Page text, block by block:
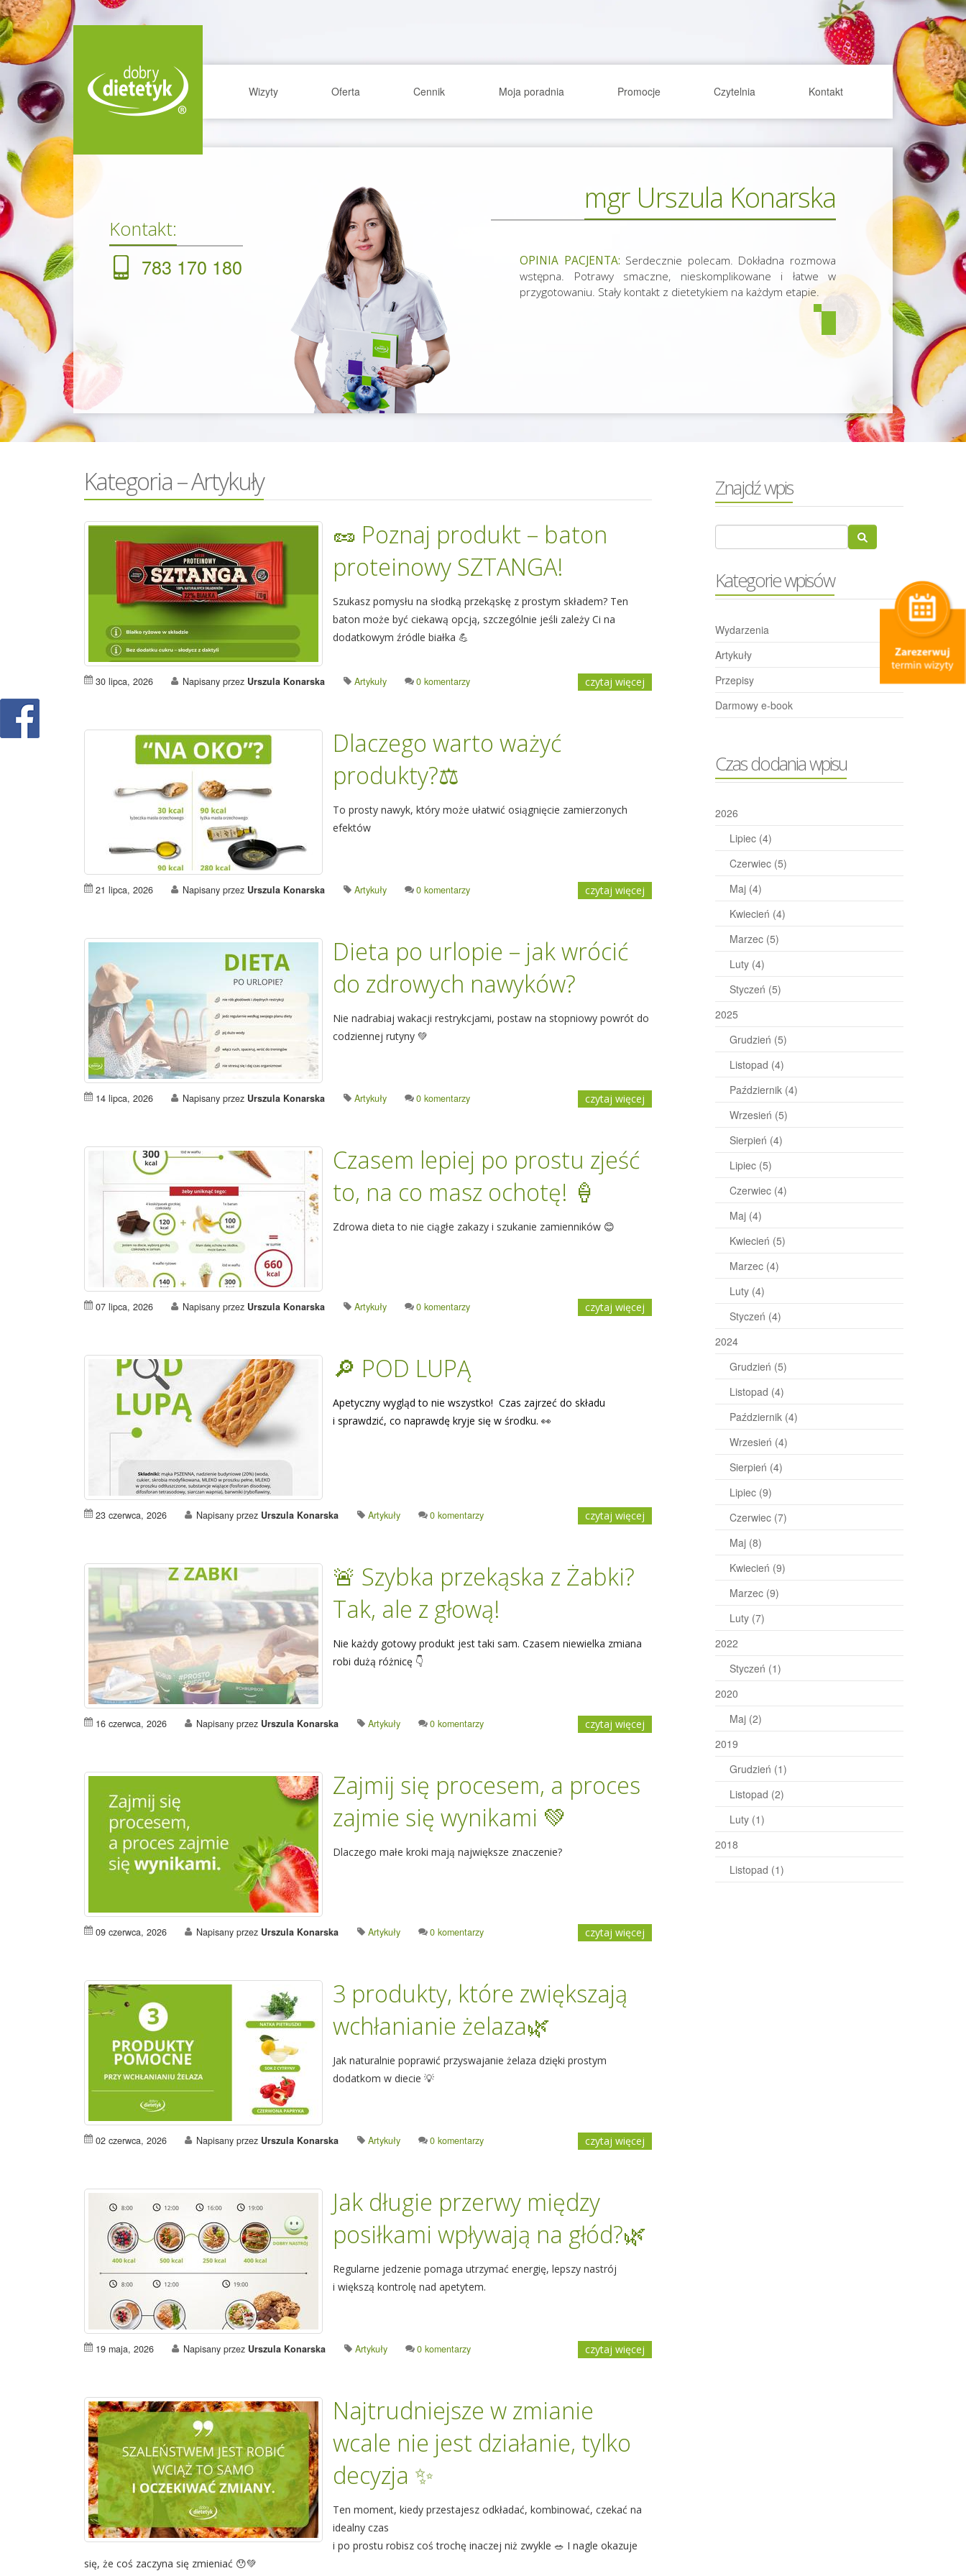
Wizyty Oferta Cennik Moja poradnia Promocje Czytelnia Kontakt
Kontakt:
783 170 180
mgr Urszula Konarska
OPINIA PACJENTA: Serdecznie polecam. Dokładna rozmowa
wstępna. Potrawy smaczne, nieskomplikowane i łatwe w
przygotowaniu. Stały kontakt z dietetykiem na każdym etapie.
Kategoria – Artykuły
🥜 Poznaj produkt – baton
proteinowy SZTANGA!
Szukasz pomysłu na słodką przekąskę z prostym składem? Ten
baton może być ciekawą opcją, szczególnie jeśli zależy Ci na
dodatkowym źródle białka 💪
30 lipca, 2026 Napisany przez Urszula Konarska Artykuły 0 komentarzy czytaj więcej
Dlaczego warto ważyć
produkty?⚖️
To prosty nawyk, który może ułatwić osiągnięcie zamierzonych
efektów
21 lipca, 2026 Napisany przez Urszula Konarska Artykuły 0 komentarzy czytaj więcej
Dieta po urlopie – jak wrócić
do zdrowych nawyków?
Nie nadrabiaj wakacji restrykcjami, postaw na stopniowy powrót do
codziennej rutyny 💚
14 lipca, 2026 Napisany przez Urszula Konarska Artykuły 0 komentarzy czytaj więcej
Czasem lepiej po prostu zjeść
to, na co masz ochotę! 🍦
Zdrowa dieta to nie ciągłe zakazy i szukanie zamienników 😊
07 lipca, 2026 Napisany przez Urszula Konarska Artykuły 0 komentarzy czytaj więcej
🔎 POD LUPĄ
Apetyczny wygląd to nie wszystko! Czas zajrzeć do składu
i sprawdzić, co naprawdę kryje się w środku. 👀
23 czerwca, 2026 Napisany przez Urszula Konarska Artykuły 0 komentarzy czytaj więcej
🚨 Szybka przekąska z Żabki?
Tak, ale z głową!
Nie każdy gotowy produkt jest taki sam. Czasem niewielka zmiana
robi dużą różnicę 👇
16 czerwca, 2026 Napisany przez Urszula Konarska Artykuły 0 komentarzy czytaj więcej
Zajmij się procesem, a proces
zajmie się wynikami 💚
Dlaczego małe kroki mają największe znaczenie?
09 czerwca, 2026 Napisany przez Urszula Konarska Artykuły 0 komentarzy czytaj więcej
3 produkty, które zwiększają
wchłanianie żelaza🌿
Jak naturalnie poprawić przyswajanie żelaza dzięki prostym
dodatkom w diecie 💡
02 czerwca, 2026 Napisany przez Urszula Konarska Artykuły 0 komentarzy czytaj więcej
Jak długie przerwy między
posiłkami wpływają na głód?🌿
Regularne jedzenie pomaga utrzymać energię, lepszy nastrój
i większą kontrolę nad apetytem.
19 maja, 2026 Napisany przez Urszula Konarska Artykuły 0 komentarzy czytaj więcej
Najtrudniejsze w zmianie
wcale nie jest działanie, tylko
decyzja ✨
Ten moment, kiedy przestajesz odkładać, kombinować, czekać na
idealny czas
i po prostu robisz coś trochę inaczej niż zwykle 🥗 I nagle okazuje
się, że coś zaczyna się zmieniać 😯💚
Znajdź wpis
Kategorie wpisów
Wydarzenia
Artykuły
Przepisy
Darmowy e-book
Czas dodania wpisu
2026
Lipiec (4)
Czerwiec (5)
Maj (4)
Kwiecień (4)
Marzec (5)
Luty (4)
Styczeń (5)
2025
Grudzień (5)
Listopad (4)
Październik (4)
Wrzesień (5)
Sierpień (4)
Lipiec (5)
Czerwiec (4)
Maj (4)
Kwiecień (5)
Marzec (4)
Luty (4)
Styczeń (4)
2024
Grudzień (5)
Listopad (4)
Październik (4)
Wrzesień (4)
Sierpień (4)
Lipiec (9)
Czerwiec (7)
Maj (8)
Kwiecień (9)
Marzec (9)
Luty (7)
2022
Styczeń (1)
2020
Maj (2)
2019
Grudzień (1)
Listopad (2)
Luty (1)
2018
Listopad (1)